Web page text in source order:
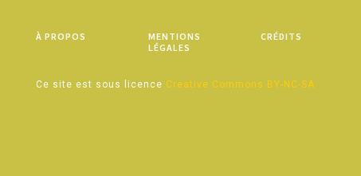
À PROPOS
MENTIONS
LÉGALES
CRÉDITS
Ce site est sous licence Creative Commons BY-NC-SA